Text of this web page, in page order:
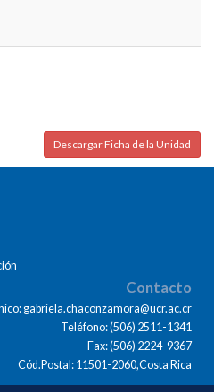
Descargar Ficha de la Unidad
Contacto
gabriela.chaconzamora@ucr.ac.cr
Teléfono: (506) 2511-1341
Fax: (506) 2224-9367
Cód.Postal: 11501-2060,Costa Rica